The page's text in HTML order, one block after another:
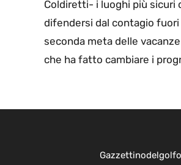
Coldiretti- i luoghi più sicuri
difendersi dal contagio fuori
seconda meta delle
che ha fatto cambiare i